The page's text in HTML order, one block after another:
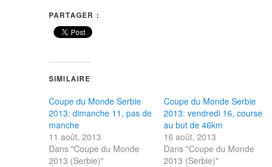
PARTAGER :
SIMILAIRE
Coupe du Monde Serbie
2013: dimanche 11, pas de
manche
11 août, 2013
Dans "Coupe du Monde
2013 (Serbie)"
Coupe du Monde Serbie
2013: vendredi 16, course
au but de 46km
16 août, 2013
Dans "Coupe du Monde
2013 (Serbie)"